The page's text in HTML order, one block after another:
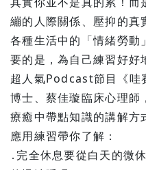
繃的人際關係、壓抑的
各種生活中的「情緒勞動
要的是，為自己練習好好
超人氣Podcast節目《
博士、蔡佳璇臨床心理師
療癒中帶點知識的講解方
應用練習帶你了解：
․完全休息要從白天的微